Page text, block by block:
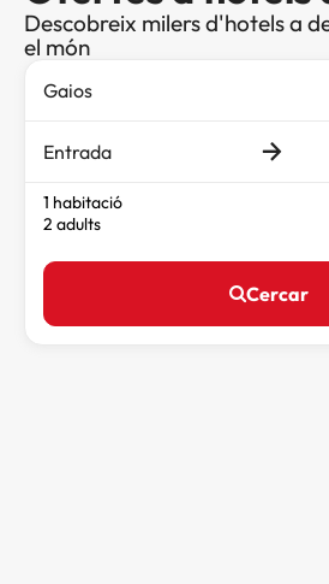
Descobreix milers d'hotels a
el món
Entrada
1 habitació
2 adults
Cercar